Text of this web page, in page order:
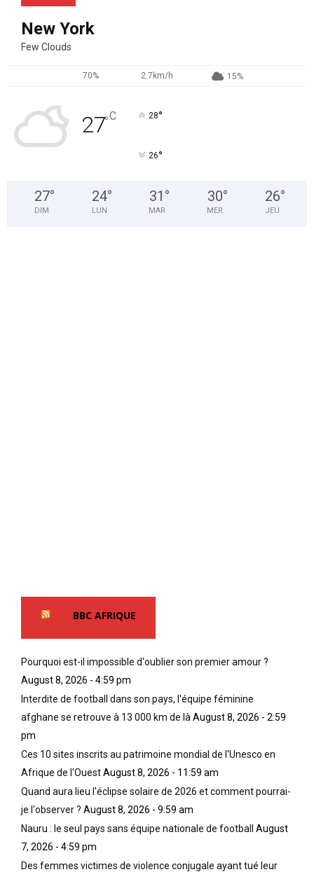
New York
Few Clouds
70% 2.7km/h 15%
27°C 28°
26°
27°
DIM
24°
LUN
31 °
MAR
30°
MER
26°
JEU
BBC AFRIQUE
Pourquoi est-il impossible d'oublier son premier amour ?
August 8, 2026 - 4:59 pm
Interdite de football dans son pays, l'équipe féminine
afghane se retrouve à 13 000 km de là August 8, 2026 - 2:59
pm
Ces 10 sites inscrits au patrimoine mondial de l'Unesco en
Afrique de l'OuestAugust 8, 2026 - 11:59 am
Quand aura lieu l'éclipse solaire de 2026 et comment pourrai-
je l'observer ? August 8, 2026 - 9:59 am
Nauru : le seul pays sans équipe nationale de football
August
7, 2026 - 4:59 pm
Des femmes victimes de violence conjugale ayant tué leur